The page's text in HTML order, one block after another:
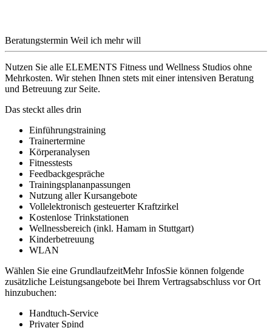
Beratungstermin Weil ich mehr will
Nutzen Sie alle ELEMENTS Fitness und Wellness Studios ohne
Mehrkosten. Wir stehen Ihnen stets mit einer intensiven Beratung
und Betreuung zur Seite.
Das steckt alles drin
Einführungstraining
Trainertermine
Körperanalysen
Fitnesstests
Feedbackgespräche
Trainingsplananpassungen
Nutzung aller Kursangebote
Vollelektronisch gesteuerter Kraftzirkel
Kostenlose Trinkstationen
Wellnessbereich (inkl. Hamam in Stuttgart)
Kinderbetreuung
WLAN
Wählen Sie eine GrundlaufzeitMehr InfosSie können folgende
zusätzliche Leistungsangebote bei Ihrem Vertragsabschluss vor Ort
hinzubuchen:
Handtuch-Service
Privater Spind